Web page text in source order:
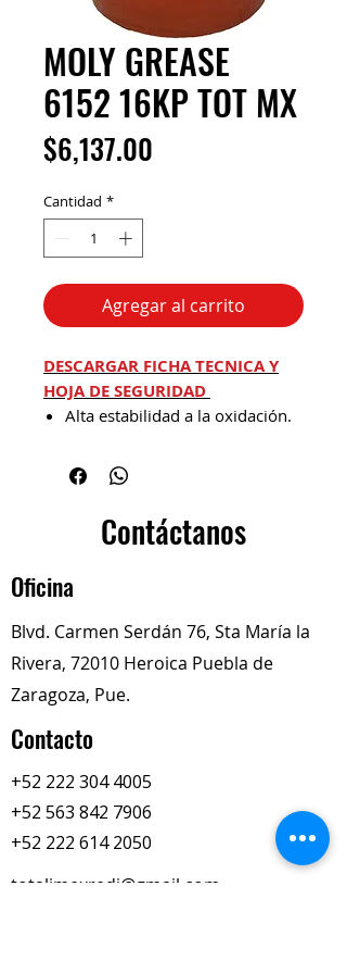
MOLY GREASE
6152 16KP TOT MX
$6,137.00
Cantidad *
Agregar al carrito
DESCARGAR FICHA TECNICA Y
HOJA DE SEGURIDAD
Alta estabilidad a la oxidación.
Gran respuesta al trabajo en
condiciones de alta carga,
velocidad y temperatura.
Excelentes características de
Estabilidad mecánica y térmica.
Protección contra la corrosión y
oxidación.
Alto punto de goteo y buena
Excelente protección contra el
Contáctanos
Oficina
Blvd. Carmen Serdán 76, Sta María la
Rivera, 72010 Heroica Puebla de
Zaragoza, Pue.
Contacto
+52 222 304 4005
+52 563 842 7906
+52 222 614 2050
totalimexredi@gmail.com